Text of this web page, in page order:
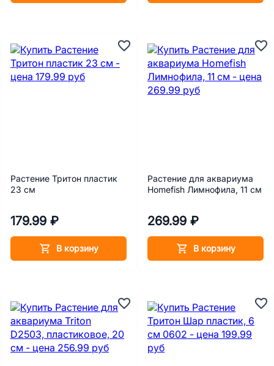
Растение Тритон пластик
23 см
179.99 ₽
В корзину
Растение для аквариума
Homefish Лимнофила, 11 см
269.99 ₽
В корзину